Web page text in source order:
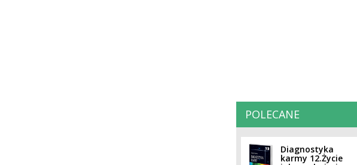
POLECANE
Diagnostyka
karmy 12.Życie